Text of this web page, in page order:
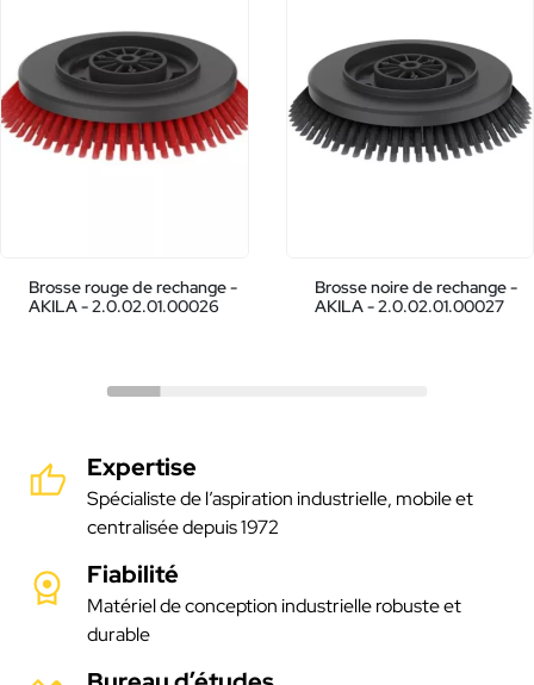
Brosse rouge de rechange -
AKILA - 2.0.02.01.00026
Brosse noire de rechange -
AKILA - 2.0.02.01.00027
Expertise
Spécialiste de l’aspiration industrielle, mobile et
centralisée depuis 1972
Fiabilité
Matériel de conception industrielle robuste et
durable